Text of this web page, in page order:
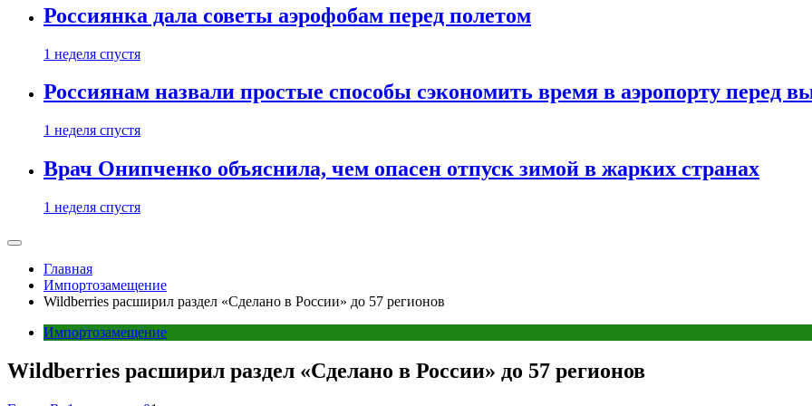
Россиянка дала советы аэрофобам перед полетом
1 неделя спустя
Россиянам назвали простые способы сэкономить время в аэропорту перед
1 неделя спустя
Врач Онипченко объяснила, чем опасен отпуск зимой в жарких странах
1 неделя спустя
Главная
Импортозамещение
Wildberries расширил раздел «Сделано в России» до 57 регионов
Импортозамещение
Wildberries расширил раздел «Сделано в России» до 57 регионов